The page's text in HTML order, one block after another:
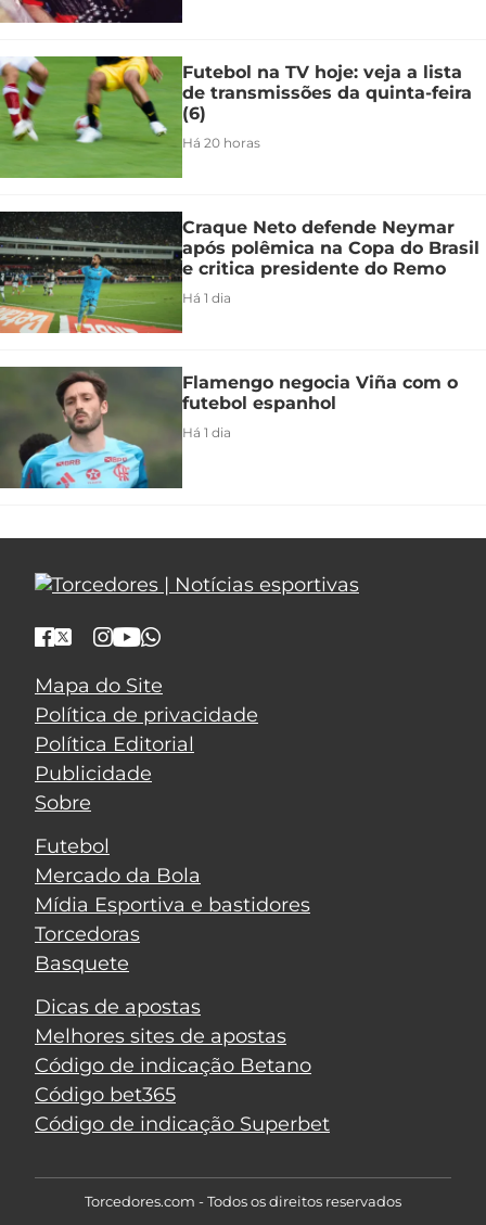
Futebol na TV hoje: veja a lista
de transmissões da quinta-feira
(6)
Há 20 horas
Craque Neto defende Neymar
após polêmica na Copa do Brasil
e critica presidente do Remo
Há 1 dia
Flamengo negocia Viña com o
futebol espanhol
Há 1 dia
Mapa do Site
Política de privacidade
Política Editorial
Publicidade
Sobre
Futebol
Mercado da Bola
Mídia Esportiva e bastidores
Torcedoras
Basquete
Dicas de apostas
Melhores sites de apostas
Código de indicação Betano
Código bet365
Código de indicação Superbet
Torcedores.com - Todos os direitos reservados